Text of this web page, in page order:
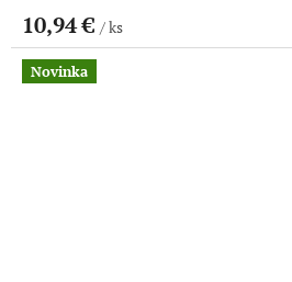
je
5,0
10,94 € / ks
Novinka